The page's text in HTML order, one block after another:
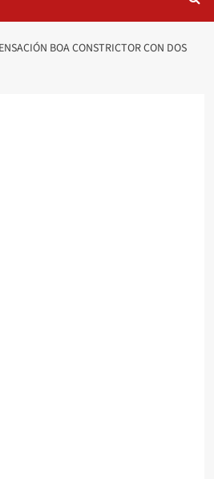
BOA CONSTRICTOR CON DOS